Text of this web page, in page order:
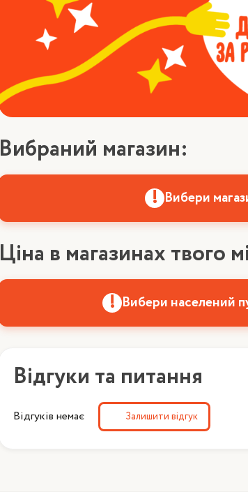
Вибраний магазин:
Вибери
Ціна в магазинах твого
Вибери населений
Відгуки та питання
Відгуків немає Залишити відгук